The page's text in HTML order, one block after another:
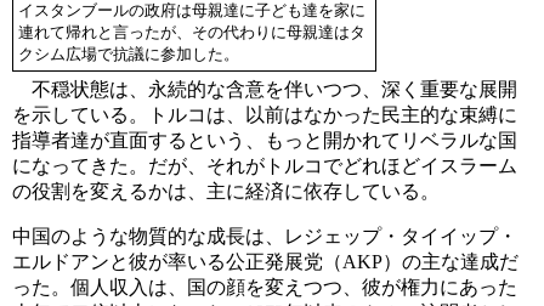
イスタンブールの政府は母親達に子ども達を家に
連れて帰れと言ったが、その代わりに母親達はタ
クシム広場で抗議に参加した。
不穏状態は、永続的な含意を伴いつつ、深く重要な展開
を示している。トルコは、以前はなかった民主的な束縛に
指導者達が直面するという、もっと開かれてリベラルな国
になってきた。だが、それがトルコでどれほどイスラーム
の役割を変えるかは、主に経済に依存している。
中国のような物質的な成長は、レジェップ・タイイップ・
エルドアンと彼が率いる公正発展党（AKP）の主な達成だ
った。個人収入は、国の顔を変えつつ、彼が権力にあった